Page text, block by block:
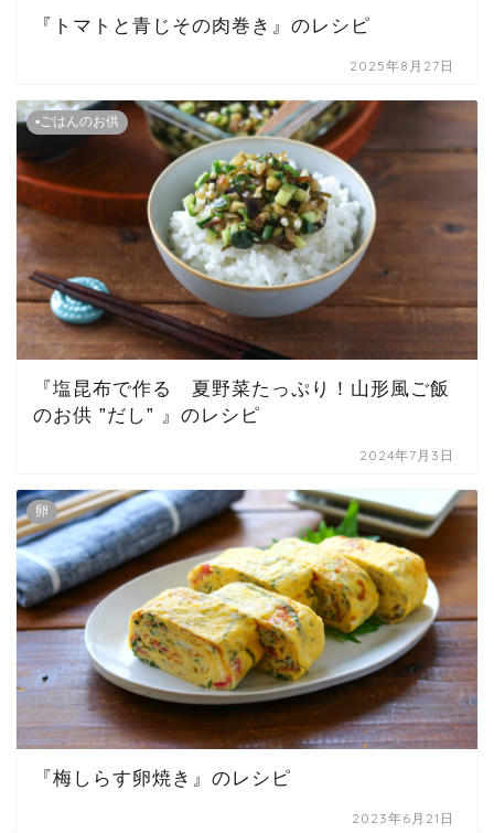
『トマトと青じその肉巻き』のレシピ
2025年8月27日
▪ごはんのお供
『塩昆布で作る 夏野菜たっぷり！山形風ご飯
のお供 ”だし” 』のレシピ
2024年7月3日
卵
『梅しらす卵焼き』のレシピ
2023年6月21日